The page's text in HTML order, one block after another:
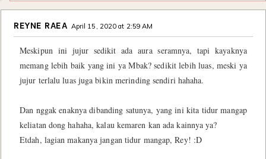
REYNE RAEA April 15, 2020 at 2:59 AM
Meskipun ini jujur sedikit ada aura seramnya, tapi kayaknya
memang lebih baik yang ini ya Mbak? sedikit lebih luas, meski ya
jujur terlalu luas juga bikin merinding sendiri hahaha.
Dan nggak enaknya dibanding satunya, yang ini kita tidur mangap
keliatan dong hahaha, kalau kemaren kan ada kainnya ya?
Etdah, lagian makanya jangan tidur mangap, Rey! :D